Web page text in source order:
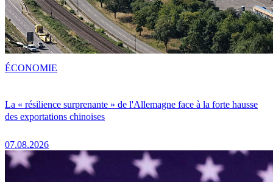
La « résilience surprenante » de l'Allemagne face à la forte hausse
des exportations chinoises
07.08.2026
ÉCONOMIE